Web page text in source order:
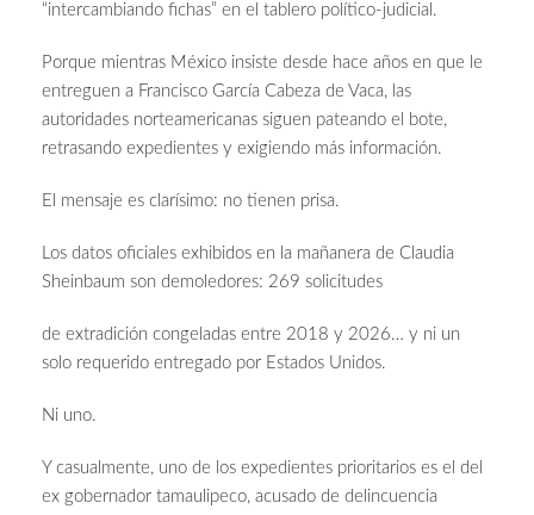
“intercambiando fichas” en el tablero político-judicial.
Porque mientras México insiste desde hace años en que le
entreguen a Francisco García Cabeza de Vaca, las
autoridades norteamericanas siguen pateando el bote,
retrasando expedientes y exigiendo más información.
El mensaje es clarísimo: no tienen prisa.
Los datos oficiales exhibidos en la mañanera de Claudia
Sheinbaum son demoledores: 269 solicitudes
de extradición congeladas entre 2018 y 2026… y ni un
solo requerido entregado por Estados Unidos.
Ni uno.
Y casualmente, uno de los expedientes prioritarios es el del
ex gobernador tamaulipeco, acusado de delincuencia